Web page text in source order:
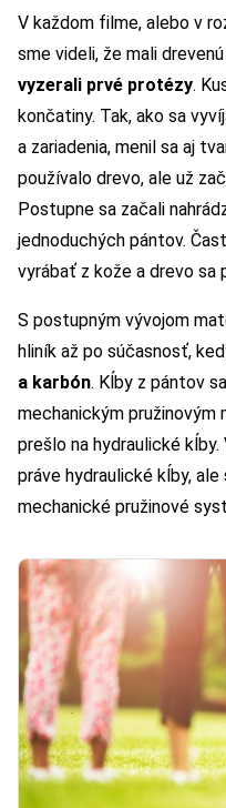
V každom filme, alebo v
sme videli, že mali drevenú
vyzerali prvé protézy.
končatiny. Tak, ako sa
a zariadenia, menil sa aj
používalo drevo, ale už
Postupne sa začali
jednoduchých pántov.
vyrábať z kože a drevo sa
S postupným vývojom
hliník až po súčasnosť,
a karbón. Kĺby z pántov
mechanickým pružinovým
prešlo na hydraulické
práve hydraulické kĺby,
mechanické pružinové